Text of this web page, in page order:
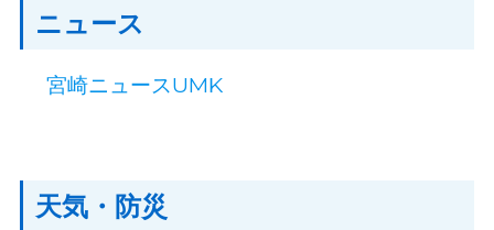
ニュース
宮崎ニュースUMK
天気・防災